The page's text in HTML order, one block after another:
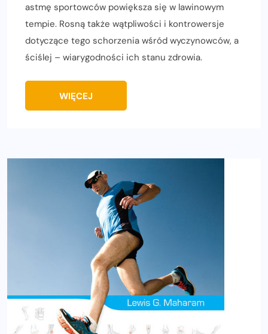
astmę sportowców powiększa się w lawinowym
tempie. Rosną także wątpliwości i kontrowersje
dotyczące tego schorzenia wśród wyczynowców, a
ściślej – wiarygodności ich stanu zdrowia.
WIĘCEJ